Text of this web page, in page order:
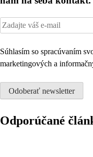
Súhlasím so spracúvaním
marketingových a
Odporúčané